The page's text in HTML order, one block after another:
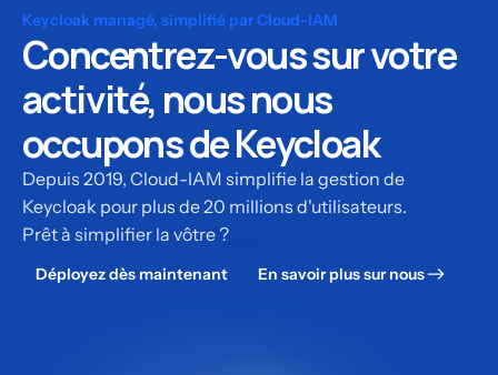
Keycloak managé, simplifié par Cloud-IAM
Concentrez-vous sur votre
activité, nous nous
occupons de Keycloak
Depuis 2019, Cloud-IAM simplifie la gestion de
Keycloak pour plus de 20 millions d'utilisateurs.
Prêt à simplifier la vôtre ?
Déployez dès maintenant En savoir plus sur nous